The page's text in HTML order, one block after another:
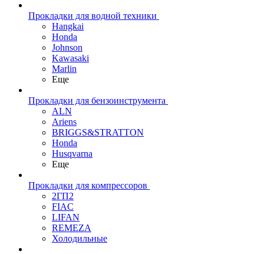
Прокладки для водной техники
Hangkai
Honda
Johnson
Kawasaki
Marlin
Еще
Прокладки для бензоинструмента
ALN
Ariens
BRIGGS&STRATTON
Honda
Husqvarna
Еще
Прокладки для компрессоров
2ГП2
FIAC
LIFAN
REMEZA
Холодильные